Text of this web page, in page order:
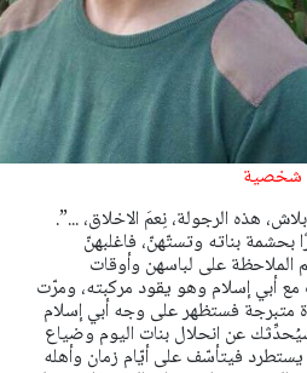
شخصية
هذه الرجولة، نِعمَ الاخلاق، ...”.
بحشمة بناته وتستّهنّ، فاغلبهنّ
الملاحظة على لباسهن وأوقات
أبي إسلام وهو يقود مركبته، ومرّت
متبرجة فستظهر على وجه أبي إسلام
عن انحلال بنات اليوم وضياع
يستطرد فيتأسّف على أيّام زمان وأهله